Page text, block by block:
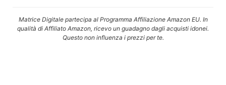
Matrice Digitale partecipa al Programma Affiliazione Amazon EU. In
qualità di Affiliato Amazon, ricevo un guadagno dagli acquisti idonei.
Questo non influenza i prezzi per te.